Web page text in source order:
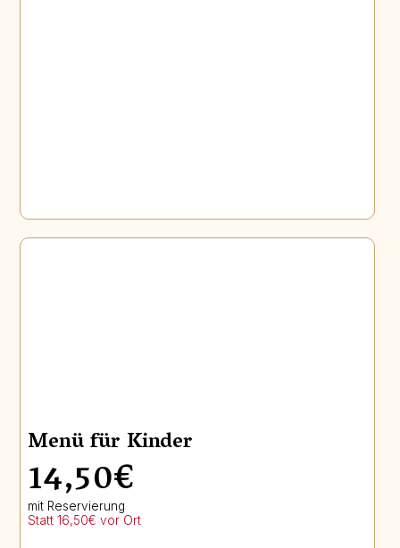
Menü für Kinder
14,50€
mit Reservierung
Statt 16,50€ vor Ort